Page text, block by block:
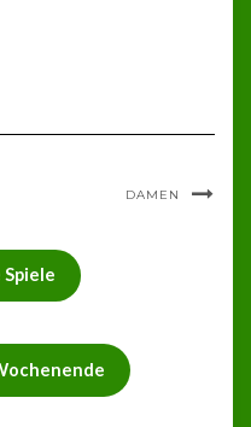
DAMEN
Spiele